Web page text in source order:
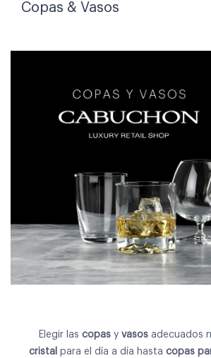
Copas & Vasos
Elegir las copasy vasosadecuados
cristal para el día a día hasta copas